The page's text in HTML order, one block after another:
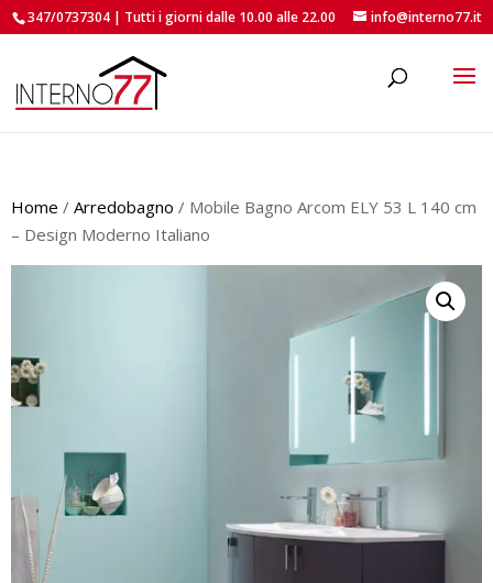
347/0737304 | Tutti i giorni dalle 10.00 alle 22.00 info@interno77.it
Home / Arredobagno / Mobile Bagno Arcom ELY 53 L 140 cm
– Design Moderno Italiano